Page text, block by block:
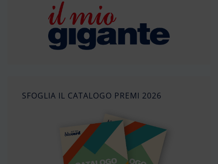
SFOGLIA IL CATALOGO PREMI 2026